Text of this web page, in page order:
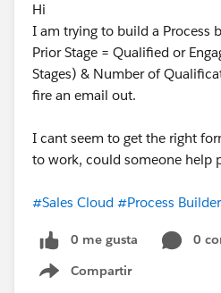
Hi
I am trying to build a Process
Prior Stage = Qualified or
Stages) & Number of
fire an email out.
I cant seem to get the right
to work, could someone help
#Sales Cloud #Process Builder
0 me gusta
0
Compartir
Show menu